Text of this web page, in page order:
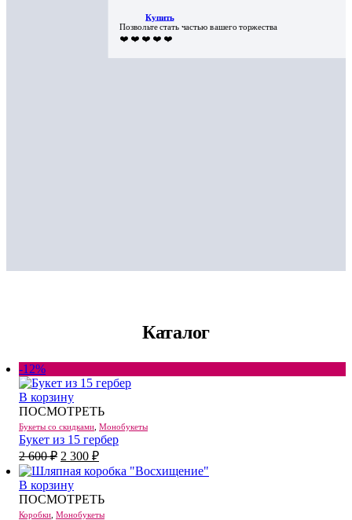
Купить
Позвольте стать частью вашего торжества
❤️ ❤️ ❤️ ❤️ ❤️
Каталог
-12%
В корзину
ПОСМОТРЕТЬ
Букеты со скидками Монобукеты
Букет из 15 гербер
2 600₽ Первоначальная
цена
составляла
2
600 ₽.
2 300 ₽Текущая
цена:
2
300 ₽.
В корзину
ПОСМОТРЕТЬ
Коробки Монобукеты